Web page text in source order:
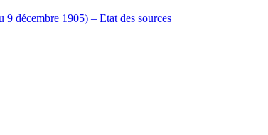
décembre 1905) – Etat des sources